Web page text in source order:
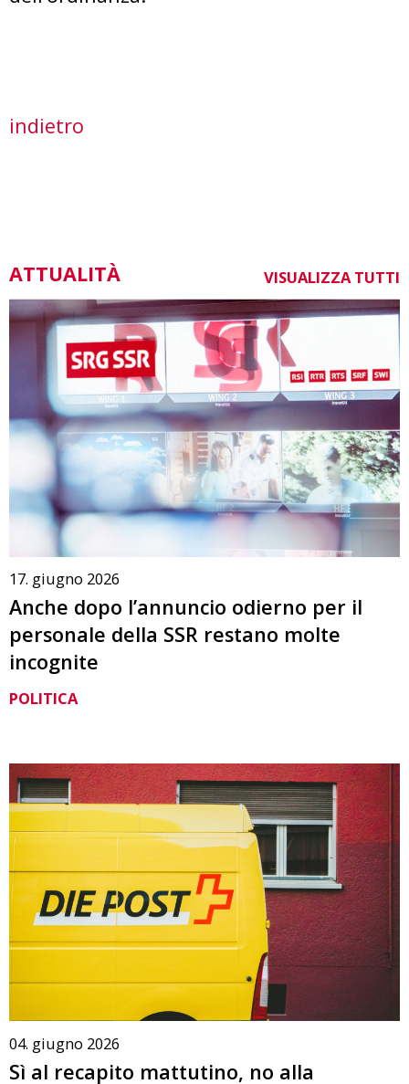
indietro
ATTUALITÀ VISUALIZZA TUTTI
17. giugno 2026
Anche dopo l’annuncio odierno per il
personale della SSR restano molte
incognite
POLITICA
04. giugno 2026
Sì al recapito mattutino, no alla